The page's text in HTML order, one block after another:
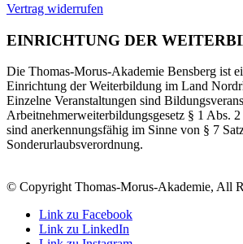
Vertrag widerrufen
EINRICHTUNG DER
Die Thomas-Morus-Akademie Bensberg ist
Einrichtung der Weiterbildung im Land
Einzelne Veranstaltungen sind
Arbeitnehmerweiterbildungsgesetz § 1 Abs. 2
sind anerkennungsfähig im Sinne von § 7
Sonderurlaubsverordnung.
© Copyright Thomas-Morus-Akademie, All
Link zu Facebook
Link zu LinkedIn